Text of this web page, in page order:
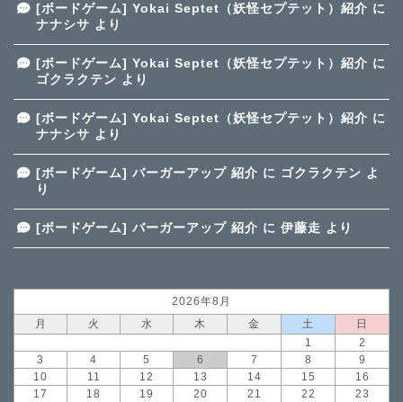
[ボードゲーム] Yokai Septet（妖怪セプテット）紹介 に
ナナシサ より
[ボードゲーム] Yokai Septet（妖怪セプテット）紹介 に
ゴクラクテン より
[ボードゲーム] Yokai Septet（妖怪セプテット）紹介 に
ナナシサ より
[ボードゲーム] バーガーアップ 紹介 に ゴクラクテン よ
り
[ボードゲーム] バーガーアップ 紹介 に 伊藤走 より
2026年8月
月
火 水 木 金 土
日
1
2
3
4 5 6 7 8
9
10
11 12 13 14 15
16
17
18 19 20 21 22 23